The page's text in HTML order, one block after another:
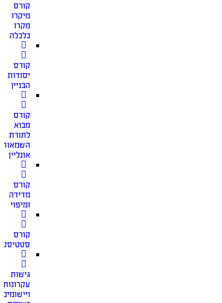
קורס
מיקרו
מקרו
כלכלה
קורס
יסודות
הבניין
קורס
מבוא
לתורת
השמאות
אונליין
קורס
מדידה
ומיפוי
קורס
גישות
עקרונות
ויישומים